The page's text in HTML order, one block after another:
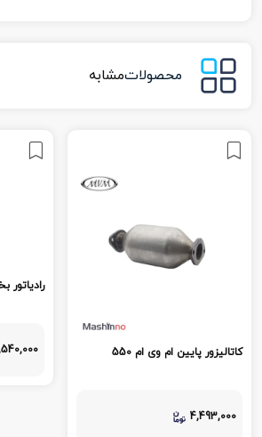
محصولاتمشابه
کاتالیزور پایین ام وی ام 550
4,493,000
رادیاتور